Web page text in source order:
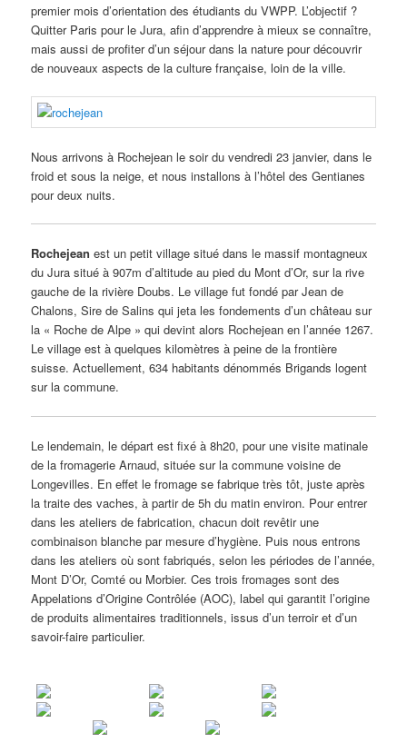
premier mois d’orientation des étudiants du VWPP. L’objectif ?
Quitter Paris pour le Jura, afin d’apprendre à mieux se connaître,
mais aussi de profiter d’un séjour dans la nature pour découvrir
de nouveaux aspects de la culture française, loin de la ville.
Nous arrivons à Rochejean le soir du vendredi 23 janvier, dans le
froid et sous la neige, et nous installons à l’hôtel des Gentianes
pour deux nuits.
Rochejean est un petit village situé dans le massif montagneux
du Jura situé à 907m d’altitude au pied du Mont d’Or, sur la rive
gauche de la rivière Doubs. Le village fut fondé par Jean de
Chalons, Sire de Salins qui jeta les fondements d’un château sur
la « Roche de Alpe » qui devint alors Rochejean en l’année 1267.
Le village est à quelques kilomètres à peine de la frontière
suisse. Actuellement, 634 habitants dénommés Brigands logent
sur la commune.
Le lendemain, le départ est fixé à 8h20, pour une visite matinale
de la fromagerie Arnaud, située sur la commune voisine de
Longevilles. En effet le fromage se fabrique très tôt, juste après
la traite des vaches, à partir de 5h du matin environ. Pour entrer
dans les ateliers de fabrication, chacun doit revêtir une
combinaison blanche par mesure d’hygiène. Puis nous entrons
dans les ateliers où sont fabriqués, selon les périodes de l’année,
Mont D’Or, Comté ou Morbier. Ces trois fromages sont des
Appelations d’Origine Contrôlée (AOC), label qui garantit l’origine
de produits alimentaires traditionnels, issus d’un terroir et d’un
savoir-faire particulier.